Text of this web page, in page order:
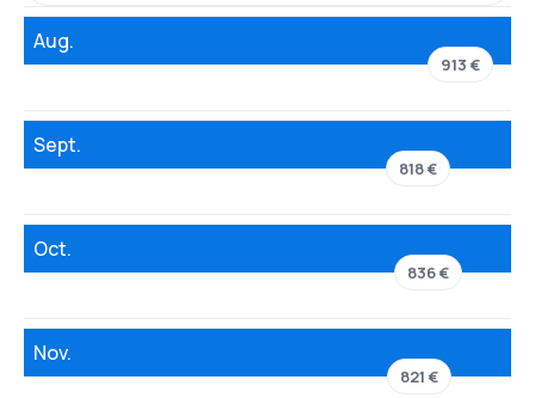
Aug.
913 €
Sept.
818 €
Oct.
836 €
Nov.
821 €